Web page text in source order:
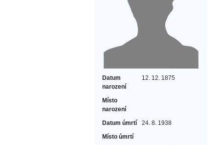
Datum
narození
12. 12. 1875
Místo
narození
Datum úmrtí
24. 8. 1938
Místo úmrtí